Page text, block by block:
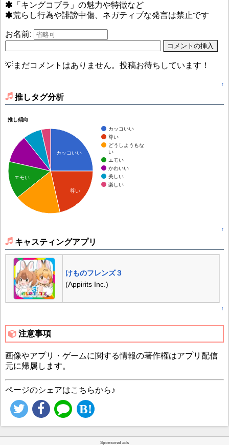
「キングコブラ」の魅力や特徴など
荒らし行為や誹謗中傷、ネガティブな発言は禁止です
お名前:
💡まだコメントはありません。投稿お待ちしています！
↑
推しタグ分析
推し傾向
カッコいい
尊い
どうしようもな
い
エモい
かわいい
美しい
楽しい
カッコいい
尊い
エモい
↑
キャスティングアプリ
けものフレンズ３
(Appirits Inc.)
↑
注意事項
画像やアプリ・ゲームに関する情報の著作権はアプリ配信
元に帰属します。
ページのシェアはこちらから♪
Sponsored ads